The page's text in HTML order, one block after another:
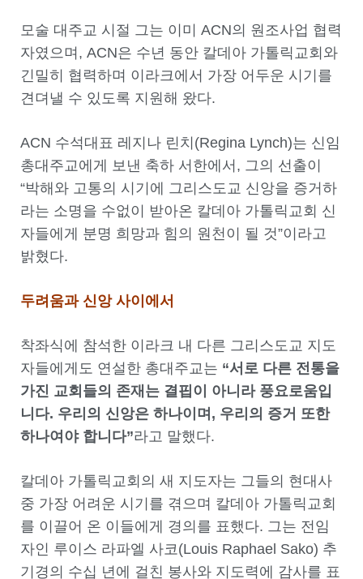
모술 대주교 시절 그는 이미 ACN의 원조사업 협력
자였으며, ACN은 수년 동안 칼데아 가톨릭교회와
긴밀히 협력하며 이라크에서 가장 어두운 시기를
견뎌낼 수 있도록 지원해 왔다.
ACN 수석대표 레지나 린치(Regina Lynch)는 신임
총대주교에게 보낸 축하 서한에서, 그의 선출이
“박해와 고통의 시기에 그리스도교 신앙을 증거하
라는 소명을 수없이 받아온 칼데아 가톨릭교회 신
자들에게 분명 희망과 힘의 원천이 될 것”이라고
밝혔다.
두려움과 신앙 사이에서
착좌식에 참석한 이라크 내 다른 그리스도교 지도
자들에게도 연설한 총대주교는 “서로 다른 전통을
가진 교회들의 존재는 결핍이 아니라 풍요로움입
니다. 우리의 신앙은 하나이며, 우리의 증거 또한
하나여야 합니다”라고 말했다.
칼데아 가톨릭교회의 새 지도자는 그들의 현대사
중 가장 어려운 시기를 겪으며 칼데아 가톨릭교회
를 이끌어 온 이들에게 경의를 표했다. 그는 전임
자인 루이스 라파엘 사코(Louis Raphael Sako) 추
기경의 수십 년에 걸친 봉사와 지도력에 감사를 표